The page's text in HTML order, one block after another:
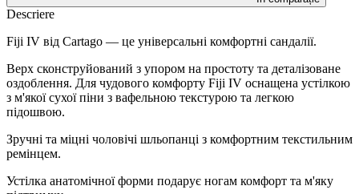
Descriere
Fiji IV від Cartago — це універсальні комфортні сандалії.
Верх сконструйований з упором на простоту та деталізоване
оздоблення. Для чудового комфорту Fiji IV оснащена устілкою
з м'якої сухої піни з вафельною текстурою та легкою
підошвою.
Зручні та міцні чоловічі шльопанці з комфортним текстильним
ремінцем.
Устілка анатомічної форми подарує ногам комфорт та м'яку